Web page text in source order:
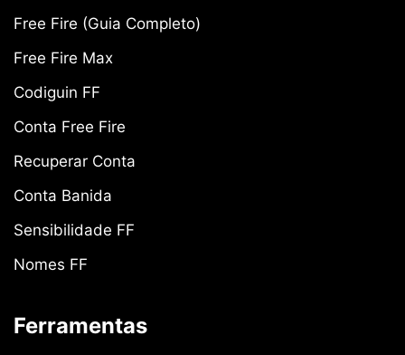
Free Fire (Guia Completo)
Free Fire Max
Codiguin FF
Conta Free Fire
Recuperar Conta
Conta Banida
Sensibilidade FF
Nomes FF
Ferramentas